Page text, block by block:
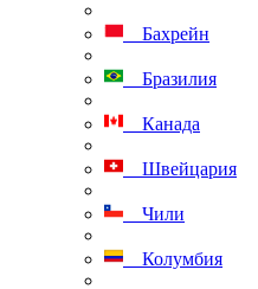
Бахрейн
Бразилия
Канада
Швейцария
Чили
Колумбия